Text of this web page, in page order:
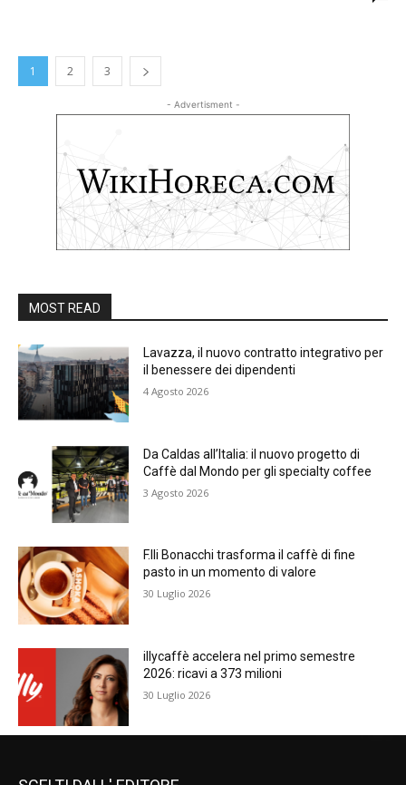
1 2 3
- Advertisment -
MOST READ
Lavazza, il nuovo contratto integrativo per
il benessere dei dipendenti
4 Agosto 2026
Da Caldas all’Italia: il nuovo progetto di
Caffè dal Mondo per gli specialty coffee
3 Agosto 2026
F.lli Bonacchi trasforma il caffè di fine
pasto in un momento di valore
30 Luglio 2026
illycaffè accelera nel primo semestre
2026: ricavi a 373 milioni
30 Luglio 2026